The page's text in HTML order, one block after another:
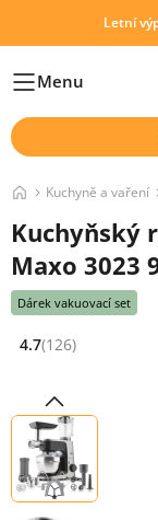
Letní
HlavníMenu
Kuchyně a vaření
Kuchyňský
Maxo 3023
Dárek vakuovací set
Hodnocení: 4.7 z 5
4.7(126)